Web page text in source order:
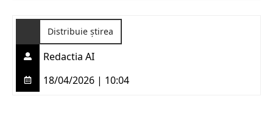
Distribuie știrea
Redactia AI
18/04/2026 | 10:04